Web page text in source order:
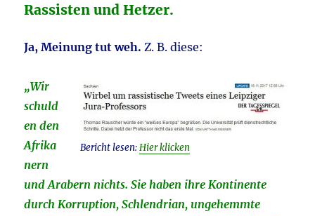
Rassisten und Hetzer.
Ja, Meinung tut weh. Z. B. diese:
Bericht lesen:Hier klicken
„Wir
schuld
en den
Afrika
nern
und Arabern nichts. Sie haben ihre Kontinente
durch Korruption, Schlendrian, ungehemmte